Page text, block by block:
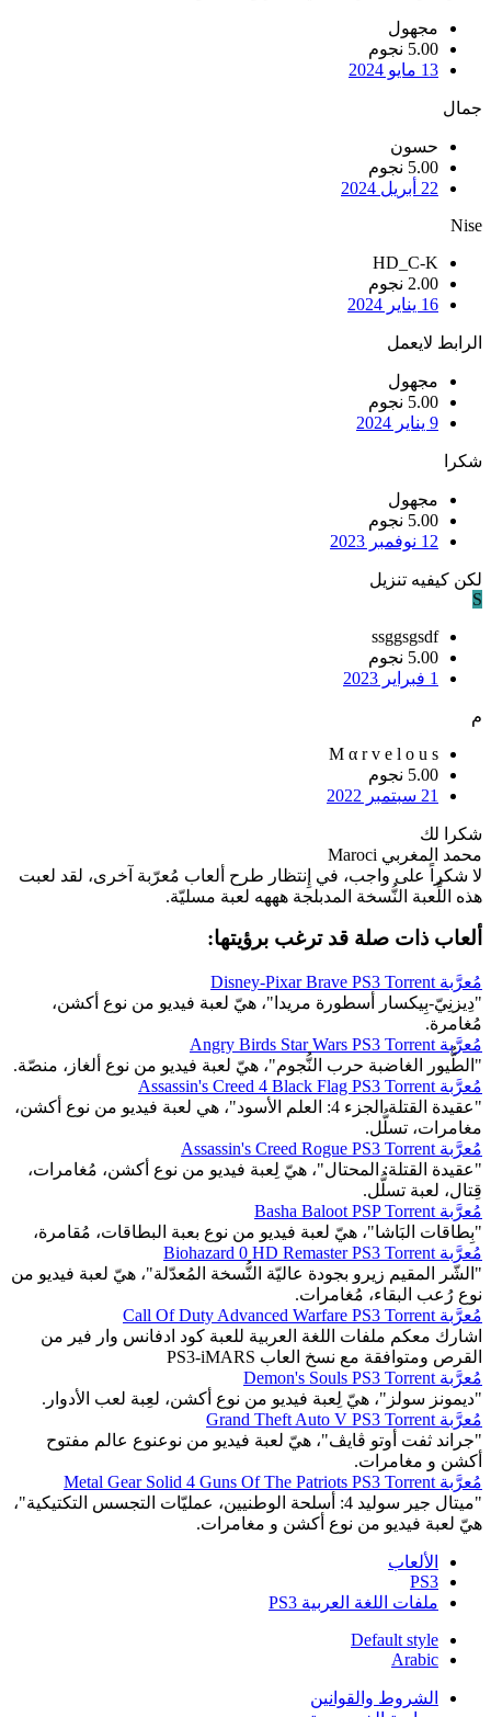
مجهول
5.00 نجوم
13 مايو 2024
جمال
حسون
5.00 نجوم
22 أبريل 2024
Nise
HD_C-K
2.00 نجوم
16 يناير 2024
الرابط لايعمل
مجهول
5.00 نجوم
9 يناير 2024
شكرا
مجهول
5.00 نجوم
12 نوفمبر 2023
لكن كيفيه تنزيل
S
ssggsgsdf
5.00 نجوم
1 فبراير 2023
م
M α r v e l o u s
5.00 نجوم
21 سبتمبر 2022
شكرا لك
محمد المغربي Maroci
لا شكراً على واجب، في إِنتظار طرح ألعاب مُعرّبة آخرى، لقد لعبت
هذه اللِّعبة النُّسخة المدبلجة هههه لعبة مسليّة.
ألعاب ذات صلة قد ترغب برؤيتها:
مُعرَّبة Disney-Pixar Brave PS3 Torrent
"دِيزنِيّ-بِيكسار أسطورة مريدا"، هيّ لعبة فيديو من نوع أكشن،
مُغامرة.
مُعرَّبة Angry Birds Star Wars PS3 Torrent
"الطُّيور الغاضبة حرب النُّجوم"، هيّ لعبة فيديو من نوع ألغاز، منصّة.
مُعرَّبة Assassin's Creed 4 Black Flag PS3 Torrent
"عقيدة القتلة الجزء 4: العلم الأسود"، هي لعبة فيديو من نوع أكشن،
مغامرات، تسلُّل.
مُعرَّبة Assassin's Creed Rogue PS3 Torrent
"عقيدة القتلة: المحتال"، هيّ لِعبة فيديو من نوع أكشن، مُغامرات،
قِتال، لعبة تسلُّل.
مُعرَّبة Basha Baloot PSP Torrent
"بِطاقات البَاشا"، هيّ لعبة فيديو من نوع بعبة البطاقات، مُقامرة،
مُعرَّبة Biohazard 0 HD Remaster PS3 Torrent
"الشّر المقيم زيرو بجودة عاليّة النُّسخة المُعدّلة"، هيّ لعبة فيديو من
نوع رُعب البقاء، مُغامرات.
مُعرَّبة Call Of Duty Advanced Warfare PS3 Torrent
اشارك معكم ملفات اللغة العربية للعبة كود ادفانس وار فير من
القرص ومتوافقة مع نسخ العاب PS3-iMARS
مُعرَّبة Demon's Souls PS3 Torrent
"ديمونز سولز"، هيّ لِعبة فيديو من نوع أكشن، لعِبة لعب الأدوار.
مُعرَّبة Grand Theft Auto V PS3 Torrent
"جراند ثفت أوتو ڤايڤ"، هيّ لعبة فيديو من نوعنوع عالم مفتوح
أكشن و مغامرات.
مُعرَّبة Metal Gear Solid 4 Guns Of The Patriots PS3 Torrent
"ميتال جير سوليد 4: أسلحة الوطنيين، عمليّات التجسس التكتيكية"،
هيّ لعبة فيديو من نوع أكشن و مغامرات.
الألعاب
PS3
ملفات اللغة العربية PS3
Default style
Arabic
الشروط والقوانين